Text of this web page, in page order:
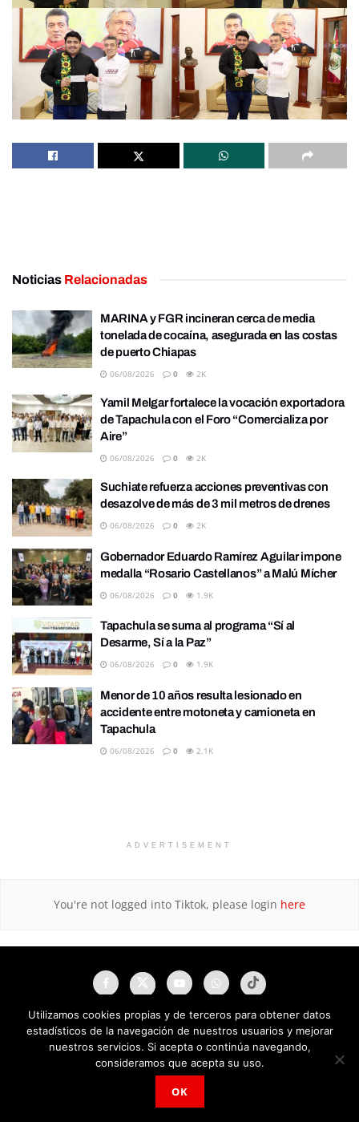
Noticias Relacionadas
MARINA y FGR incineran cerca de media
tonelada de cocaína, asegurada en las costas
de puerto Chiapas
06/08/2026 0 2K
Yamil Melgar fortalece la vocación exportadora
de Tapachula con el Foro “Comercializa por
Aire”
06/08/2026 0 2K
Suchiate refuerza acciones preventivas con
desazolve de más de 3 mil metros de drenes
06/08/2026 0 2K
Gobernador Eduardo Ramírez Aguilar impone
medalla “Rosario Castellanos” a Malú Mícher
06/08/2026 0 1.9K
Tapachula se suma al programa “Sí al
Desarme, Sí a la Paz”
06/08/2026 0 1.9K
Menor de 10 años resulta lesionado en
accidente entre motoneta y camioneta en
Tapachula
06/08/2026 0 2.1K
ADVERTISEMENT
You're not logged into Tiktok, please login here
NAU Noticias A Tiempo Universales © 2025
Utilizamos cookies propias y de terceros para obtener datos
estadísticos de la navegación de nuestros usuarios y mejorar
nuestros servicios. Si acepta o continúa navegando,
consideramos que acepta su uso.
OK